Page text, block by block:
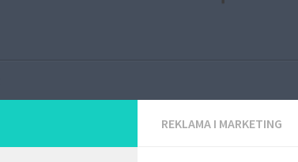
REKLAMA I MARKETING